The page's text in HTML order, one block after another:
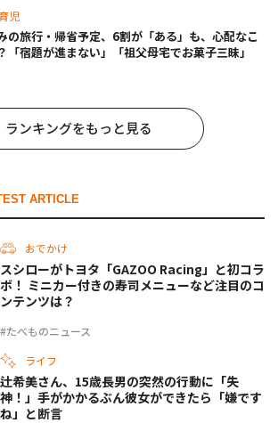
児
の旅行・帰省予定、6割が「ある」も、心配なこ
「宿題が進まない」「祖父母宅でお菓子三昧」
ランキングをもっと見る
ARTICLE
おでかけ
#たべものニュース
スシローがトヨタ「GAZOO Racing」と初コラ
ボ！ ミニカー付きの寿司メニューなど注目のコ
ンテンツは？
ライフ
辻希美さん、15歳長男の突然の行動に「失
神！」手がかかるぶん彼女ができたら「嫌です
ね」と断言